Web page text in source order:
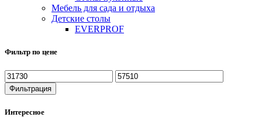
Мебель для сада и отдыха
Детские столы
EVERPROF
Фильтр по цене
Минимальная
цена
Максимальная
цена
Фильтрация
Интересное